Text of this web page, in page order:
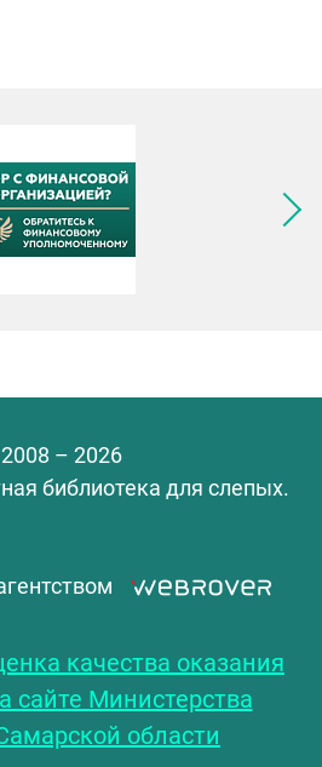
– 2026
библиотека для слепых.
качества оказания
сайте Министерства
области